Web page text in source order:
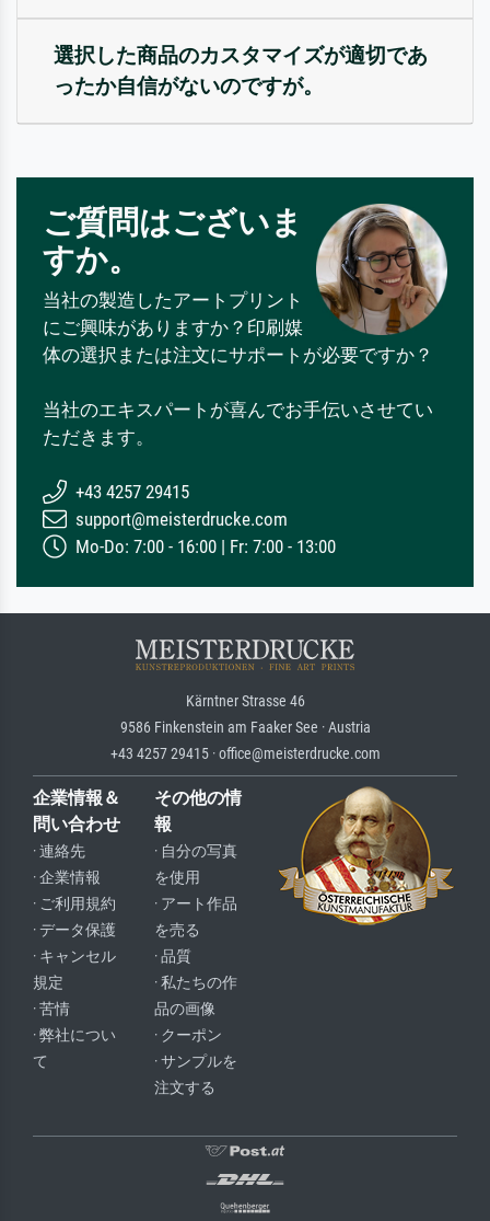
選択した商品のカスタマイズが適切であ
ったか自信がないのですが。
ご質問はございま
すか。
当社の製造したアートプリント
にご興味がありますか？印刷媒
体の選択または注文にサポートが必要ですか？
当社のエキスパートが喜んでお手伝いさせてい
ただきます。
+43 4257 29415
support@meisterdrucke.com
Mo-Do: 7:00 - 16:00 | Fr: 7:00 - 13:00
Kärntner Strasse 46
9586 Finkenstein am Faaker See · Austria
+43 4257 29415 · office@meisterdrucke.com
企業情報＆
問い合わせ
· 連絡先
· 企業情報
· ご利用規約
· データ保護
· キャンセル
規定
· 苦情
· 弊社につい
て
その他の情
報
· 自分の写真
を使用
· アート作品
を売る
· 品質
· 私たちの作
品の画像
· クーポン
· サンプルを
注文する